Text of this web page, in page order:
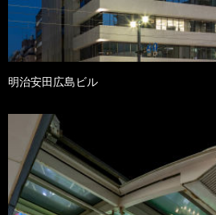
明治安田広島ビル